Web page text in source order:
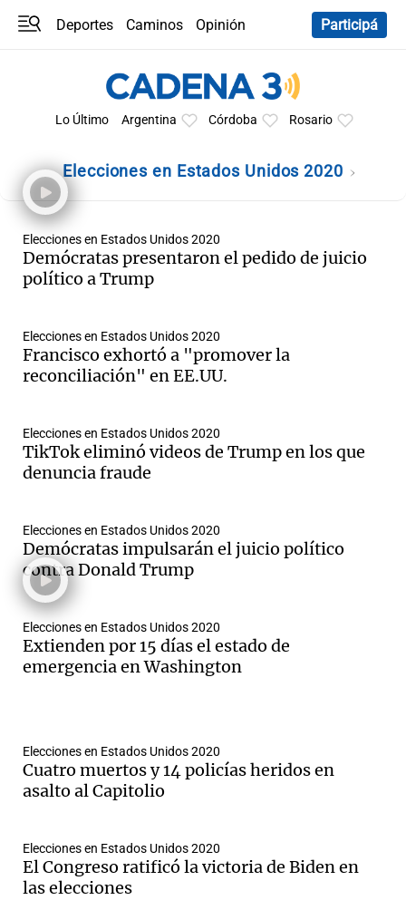
Deportes Caminos
Opinión
Participá
Lo Último Argentina Córdoba Rosario
Elecciones en Estados Unidos 2020
Elecciones en Estados Unidos 2020
Demócratas presentaron el pedido de juicio
político a Trump
Elecciones en Estados Unidos 2020
Francisco exhortó a "promover la
reconciliación" en EE.UU.
Elecciones en Estados Unidos 2020
TikTok eliminó videos de Trump en los que
denuncia fraude
Elecciones en Estados Unidos 2020
Demócratas impulsarán el juicio político
contra Donald Trump
Elecciones en Estados Unidos 2020
Extienden por 15 días el estado de
emergencia en Washington
Elecciones en Estados Unidos 2020
Cuatro muertos y 14 policías heridos en
asalto al Capitolio
Elecciones en Estados Unidos 2020
El Congreso ratificó la victoria de Biden en
las elecciones